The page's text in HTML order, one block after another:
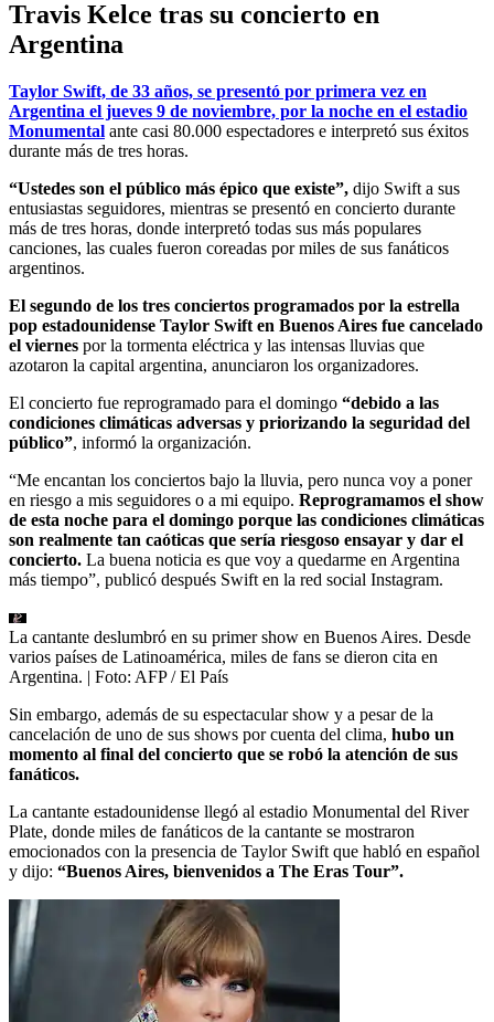
Travis Kelce tras su concierto en
Argentina
Taylor Swift, de 33 años, se presentó por primera vez en
Argentina el jueves 9 de noviembre, por la noche en el estadio
Monumental ante casi 80.000 espectadores e interpretó sus éxitos
durante más de tres horas.
“Ustedes son el público más épico que existe”, dijo Swift a sus
entusiastas seguidores, mientras se presentó en concierto durante
más de tres horas, donde interpretó todas sus más populares
canciones, las cuales fueron coreadas por miles de sus fanáticos
argentinos.
El segundo de los tres conciertos programados por la estrella
pop estadounidense Taylor Swift en Buenos Aires fue cancelado
el viernes por la tormenta eléctrica y las intensas lluvias que
azotaron la capital argentina, anunciaron los organizadores.
El concierto fue reprogramado para el domingo “debido a las
condiciones climáticas adversas y priorizando la seguridad del
público”, informó la organización.
“Me encantan los conciertos bajo la lluvia, pero nunca voy a poner
en riesgo a mis seguidores o a mi equipo. Reprogramamos el show
de esta noche para el domingo porque las condiciones climáticas
son realmente tan caóticas que sería riesgoso ensayar y dar el
concierto. La buena noticia es que voy a quedarme en Argentina
más tiempo”, publicó después Swift en la red social Instagram.
La cantante deslumbró en su primer show en Buenos Aires. Desde
varios países de Latinoamérica, miles de fans se dieron cita en
Argentina. | Foto: AFP / El País
Sin embargo, además de su espectacular show y a pesar de la
cancelación de uno de sus shows por cuenta del clima, hubo un
momento al final del concierto que se robó la atención de sus
fanáticos.
La cantante estadounidense llegó al estadio Monumental del River
Plate, donde miles de fanáticos de la cantante se mostraron
emocionados con la presencia de Taylor Swift que habló en español
y dijo: “Buenos Aires, bienvenidos a The Eras Tour”.